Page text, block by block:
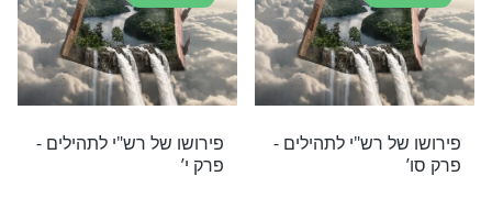
רש"י לתהילים